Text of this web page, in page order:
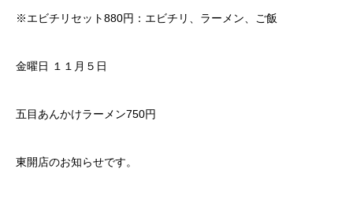
※エビチリセット880円：エビチリ、ラーメン、ご飯
金曜日 １１月５日
五目あんかけラーメン750円
東開店のお知らせです。